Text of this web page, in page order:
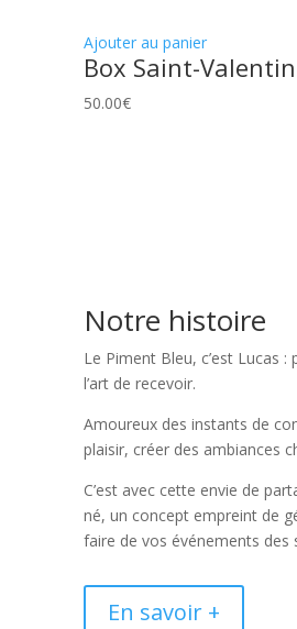
Ajouter au panier
Box Saint-
50.00€
Notre histoire
Le Piment Bleu, c’est Lucas
l’art de recevoir.
Amoureux des instants de
plaisir, créer des ambiances
C’est avec cette envie de
né, un concept empreint de
faire de vos événements des
En savoir +